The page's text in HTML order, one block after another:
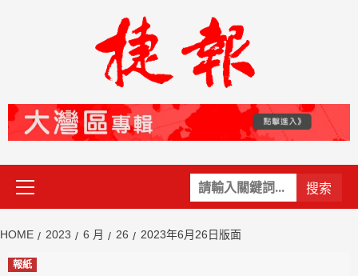
關
鍵
Primary
Menu
HOME 2023 6 月 26 2023年6月26日版面
報紙